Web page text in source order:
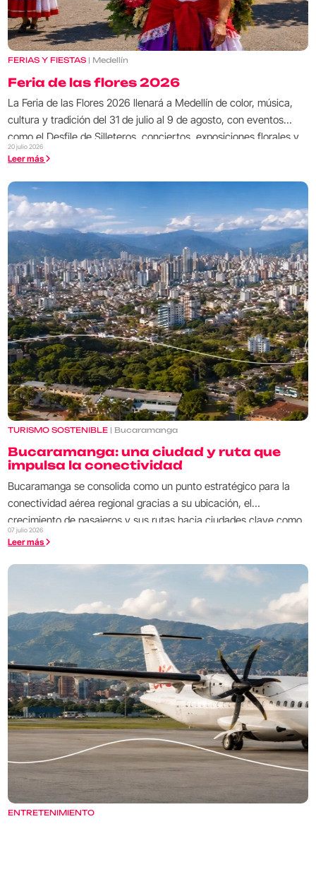
FERIAS Y FIESTAS | Medellín
Feria de las flores 2026
La Feria de las Flores 2026 llenará a Medellín de color, música,
cultura y tradición del 31 de julio al 9 de agosto, con eventos
como el Desfile de Silleteros, conciertos, exposiciones florales y
actividades para toda la familia.
20 julio 2026
Leer más
TURISMO SOSTENIBLE | Bucaramanga
Bucaramanga: una ciudad y ruta que
impulsa la conectividad
Bucaramanga se consolida como un punto estratégico para la
conectividad aérea regional gracias a su ubicación, el
crecimiento de pasajeros y sus rutas hacia ciudades clave como
Bogotá, Medellín, Arauca, Saravena y Cúcuta.
07 julio 2026
Leer más
ENTRETENIMIENTO